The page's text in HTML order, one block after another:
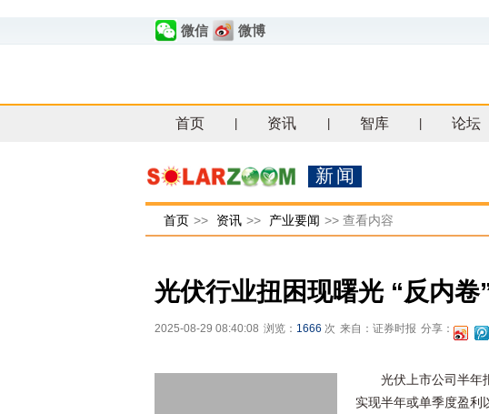
微信 微博
首页 资讯 智库 论坛
新闻
首页 >> 资讯 >> 产业要闻 >> 查看内容
光伏行业扭困现曙光 “反内卷
2025-08-29 08:40:08 浏览： 1666 次 来自：证券时报 分享：
光伏上市公司半年
实现半年或单季度盈利